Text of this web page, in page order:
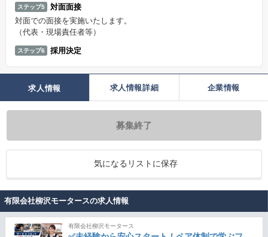
ステップ5
対面面接
対面での面接を実施いたします。
（代表・現場責任者等）
ステップ6 採用決定
求人情報 求人情報詳細 企業情報
募集終了
気になるリストに保存
有限会社柳沢モータースの求人情報
有限会社柳沢モータース